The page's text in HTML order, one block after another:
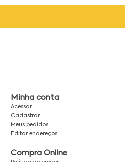
Minha conta
Acessar
Cadastrar
Meus pedidos
Editar endereços
Compra Online